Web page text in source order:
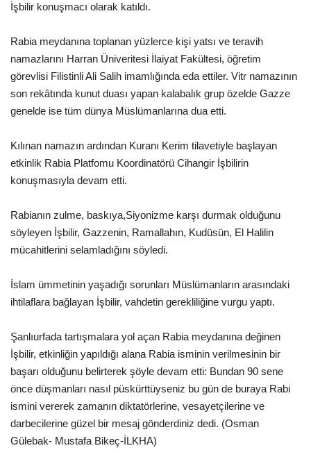
Ekonomi
Galeriler
Siyaset
Künye
Yaşam
Sağlık
İletişim
Kültür Sanat
İşbilir konuşmacı olarak katıldı.
Rabia meydanına toplanan yüzlerce kişi yatsı ve teravih
namazlarını Harran Üniveritesi İlaiyat Fakültesi, öğretim
görevlisi Filistinli Ali Salih imamlığında eda ettiler. Vitr namazının
son rekâtında kunut duası yapan kalabalık grup özelde Gazze
genelde ise tüm dünya Müslümanlarına dua etti.
Kılınan namazın ardından Kuranı Kerim tilavetiyle başlayan
etkinlik Rabia Platfomu Koordinatörü Cihangir İşbilirin
konuşmasıyla devam etti.
Rabianın zulme, baskıya,Siyonizme karşı durmak olduğunu
söyleyen İşbilir, Gazzenin, Ramallahın, Kudüsün, El Halilin
mücahitlerini selamladığını söyledi.
İslam ümmetinin yaşadığı sorunları Müslümanların arasındaki
ihtilaflara bağlayan İşbilir, vahdetin gerekliliğine vurgu yaptı.
Şanlıurfada tartışmalara yol açan Rabia meydanına değinen
İşbilir, etkinliğin yapıldığı alana Rabia isminin verilmesinin bir
başarı olduğunu belirterek şöyle devam etti: Bundan 90 sene
önce düşmanları nasıl püskürttüyseniz bu gün de buraya Rabi
ismini vererek zamanın diktatörlerine, vesayetçilerine ve
darbecilerine güzel bir mesaj gönderdiniz dedi. (Osman
Gülebak- Mustafa Bikeç-İLKHA)